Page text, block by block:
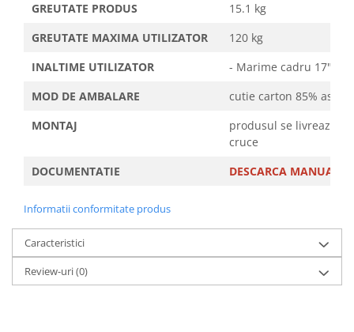
GREUTATE PRODUS
15.1 kg
GREUTATE MAXIMA UTILIZATOR
120 kg
INALTIME UTILIZATOR
- Marime cadru 17"/
MOD DE AMBALARE
cutie carton 85%
MONTAJ
produsul se livreaza
cruce
DOCUMENTATIE
DESCARCA
Informatii conformitate produs
Caracteristici
Review-uri(0)